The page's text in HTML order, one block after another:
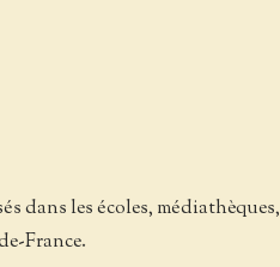
dans les écoles, médiathèques,
France.